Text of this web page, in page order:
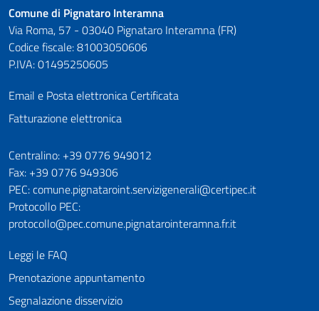
Comune di Pignataro Interamna
Via Roma, 57 - 03040 Pignataro Interamna (FR)
Codice fiscale: 81003050606
P.IVA: 01495250605
Email e Posta elettronica Certificata
Fatturazione elettronica
Numeri utili
Centralino: +39 0776 949012
Fax: +39 0776 949306
PEC: comune.pignataroint.servizigenerali@certipec.it
Protocollo PEC:
protocollo@pec.comune.pignatarointeramna.fr.it
Leggi le FAQ
Prenotazione appuntamento
Segnalazione disservizio